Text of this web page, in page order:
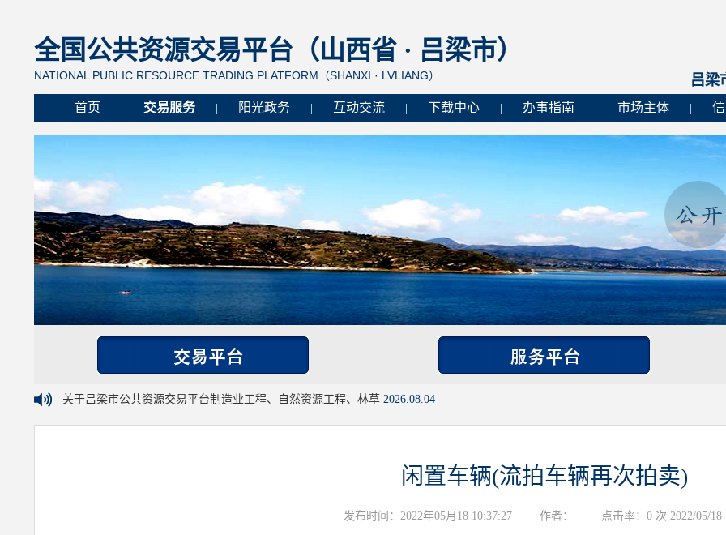
全国公共资源交易平台（山西省 · 吕梁市）
NATIONAL PUBLIC RESOURCE TRADING PLATFORM（SHANXI · LVLIANG） 吕梁
首页 交易服务 阳光政务 互动交流 下载中心 办事指南 市场主体
关于吕梁市公共资源交易平台制造业工程、自然资源工程、林草 2026.08.04
闲置车辆(流拍车辆再次拍卖)
发布时间：2022年05月18 10:37:27 作者： 点击率：0 次 2022/05/18